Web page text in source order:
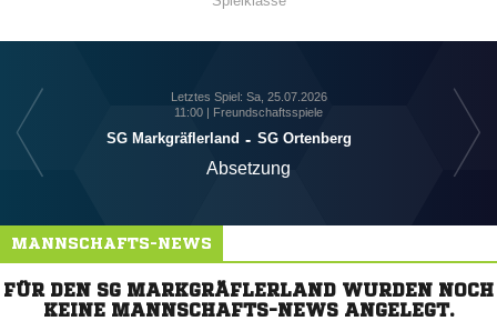
Letztes Spiel: Sa, 25.07.2026
11:00 | Freundschaftsspiele
SG Markgräflerland - SG Ortenberg
Absetzung
MANNSCHAFTS-NEWS
FÜR DEN SG MARKGRÄFLERLAND WURDEN NOCH
KEINE MANNSCHAFTS-NEWS ANGELEGT.